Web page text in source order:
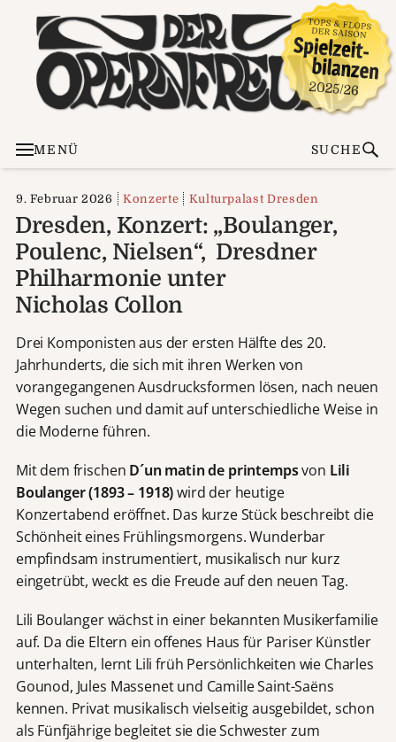
MENÜ SUCHE
9. Februar 2026 Konzerte Kulturpalast Dresden
Dresden, Konzert: „Boulanger,
Poulenc, Nielsen“, Dresdner
Philharmonie unter
Nicholas Collon
Drei Komponisten aus der ersten Hälfte des 20.
Jahrhunderts, die sich mit ihren Werken von
vorangegangenen Ausdrucksformen lösen, nach neuen
Wegen suchen und damit auf unterschiedliche Weise in
die Moderne führen.
Mit dem frischen D´un matin de printempsvon Lili
Boulanger (1893 – 1918)wird der heutige
Konzertabend eröffnet. Das kurze Stück beschreibt die
Schönheit eines Frühlingsmorgens. Wunderbar
empfindsam instrumentiert, musikalisch nur kurz
eingetrübt, weckt es die Freude auf den neuen Tag.
Lili Boulanger wächst in einer bekannten Musikerfamilie
auf. Da die Eltern ein offenes Haus für Pariser Künstler
unterhalten, lernt Lili früh Persönlichkeiten wie Charles
Gounod, Jules Massenet und Camille Saint-Saëns
kennen. Privat musikalisch vielseitig ausgebildet, schon
als Fünfjährige begleitet sie die Schwester zum